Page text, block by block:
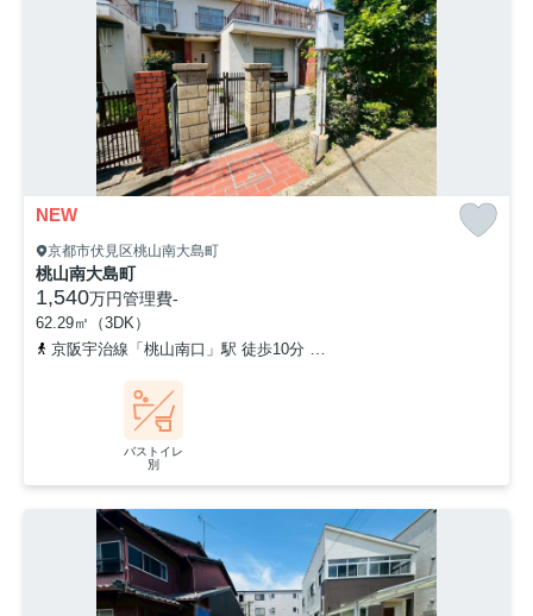
NEW
京都市伏見区桃山南大島町
桃山南大島町
1,540万円管理費-
62.29㎡（3DK）
京阪宇治線「桃山南口」駅 徒歩10分
バストイレ
別